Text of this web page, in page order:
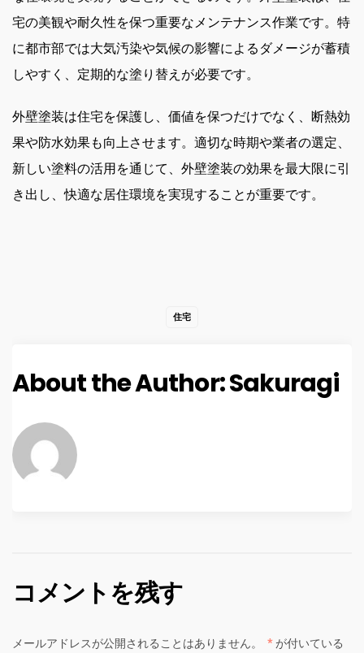
宅の美観や耐久性を保つ重要なメンテナンス作業です。特
に都市部では大気汚染や気候の影響によるダメージが蓄積
しやすく、定期的な塗り替えが必要です。
外壁塗装は住宅を保護し、価値を保つだけでなく、断熱効
果や防水効果も向上させます。適切な時期や業者の選定、
新しい塗料の活用を通じて、外壁塗装の効果を最大限に引
き出し、快適な居住環境を実現することが重要です。
住宅
About the Author:Sakuragi
コメントを残す
メールアドレスが公開されることはありません。 * が付いている